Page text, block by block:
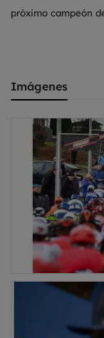
próximo campeón
Imágenes